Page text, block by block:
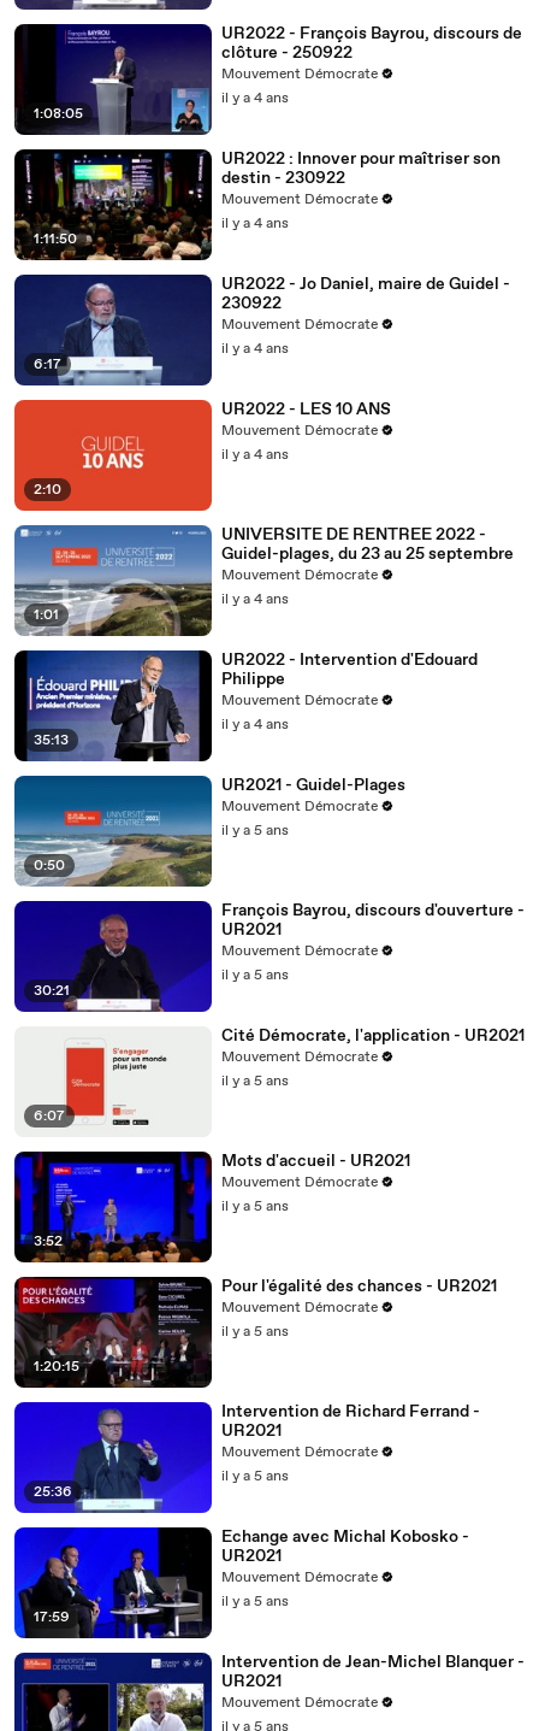
1:08:05
UR2022 - François Bayrou, discours de
clôture - 250922
Mouvement Démocrate
il y a 4 ans
1:11:50
UR2022 : Innover pour maîtriser son
destin - 230922
Mouvement Démocrate
il y a 4 ans
6:17
UR2022 - Jo Daniel, maire de Guidel -
230922
Mouvement Démocrate
il y a 4 ans
2:10
UR2022 - LES 10 ANS
Mouvement Démocrate
il y a 4 ans
1:01
UNIVERSITE DE RENTREE 2022 -
Guidel-plages, du 23 au 25 septembre
Mouvement Démocrate
il y a 4 ans
35:13
UR2022 - Intervention d'Edouard
Philippe
Mouvement Démocrate
il y a 4 ans
0:50
UR2021 - Guidel-Plages
Mouvement Démocrate
il y a 5 ans
30:21
François Bayrou, discours d'ouverture -
UR2021
Mouvement Démocrate
il y a 5 ans
6:07
Cité Démocrate, l'application - UR2021
Mouvement Démocrate
il y a 5 ans
3:52
Mots d'accueil - UR2021
Mouvement Démocrate
il y a 5 ans
1:20:15
Pour l'égalité des chances - UR2021
Mouvement Démocrate
il y a 5 ans
25:36
Intervention de Richard Ferrand -
UR2021
Mouvement Démocrate
il y a 5 ans
17:59
Echange avec Michal Kobosko -
UR2021
Mouvement Démocrate
il y a 5 ans
Intervention de Jean-Michel Blanquer -
UR2021
Mouvement Démocrate